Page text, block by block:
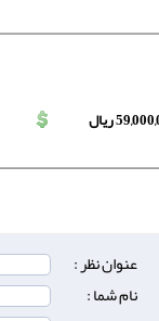
عنوان نظر :
نام شما :